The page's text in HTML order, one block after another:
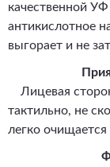
качественной
антикислотное
выгорает и не
Лицевая
тактильно, не
легко